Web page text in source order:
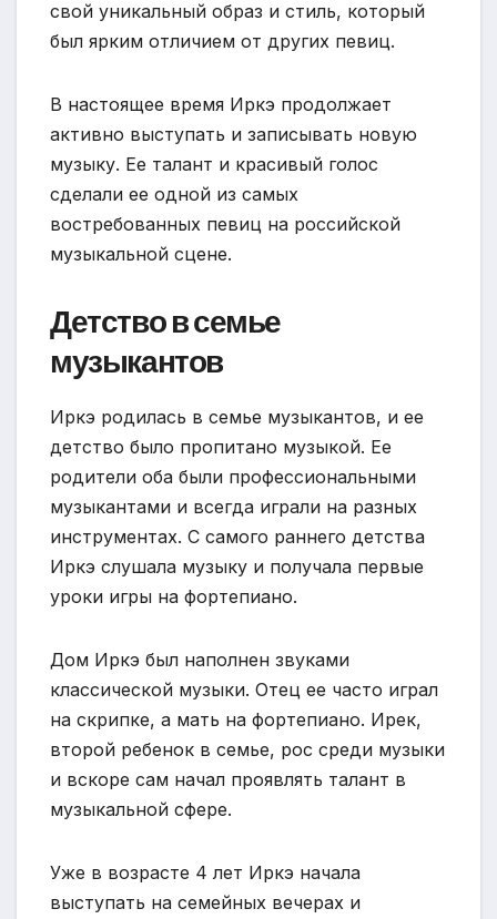
свой уникальный образ и стиль, который
был ярким отличием от других певиц.
В настоящее время Иркэ продолжает
активно выступать и записывать новую
музыку. Ее талант и красивый голос
сделали ее одной из самых
востребованных певиц на российской
музыкальной сцене.
Детство в семье
музыкантов
Иркэ родилась в семье музыкантов, и ее
детство было пропитано музыкой. Ее
родители оба были профессиональными
музыкантами и всегда играли на разных
инструментах. С самого раннего детства
Иркэ слушала музыку и получала первые
уроки игры на фортепиано.
Дом Иркэ был наполнен звуками
классической музыки. Отец ее часто играл
на скрипке, а мать на фортепиано. Ирек,
второй ребенок в семье, рос среди музыки
и вскоре сам начал проявлять талант в
музыкальной сфере.
Уже в возрасте 4 лет Иркэ начала
выступать на семейных вечерах и